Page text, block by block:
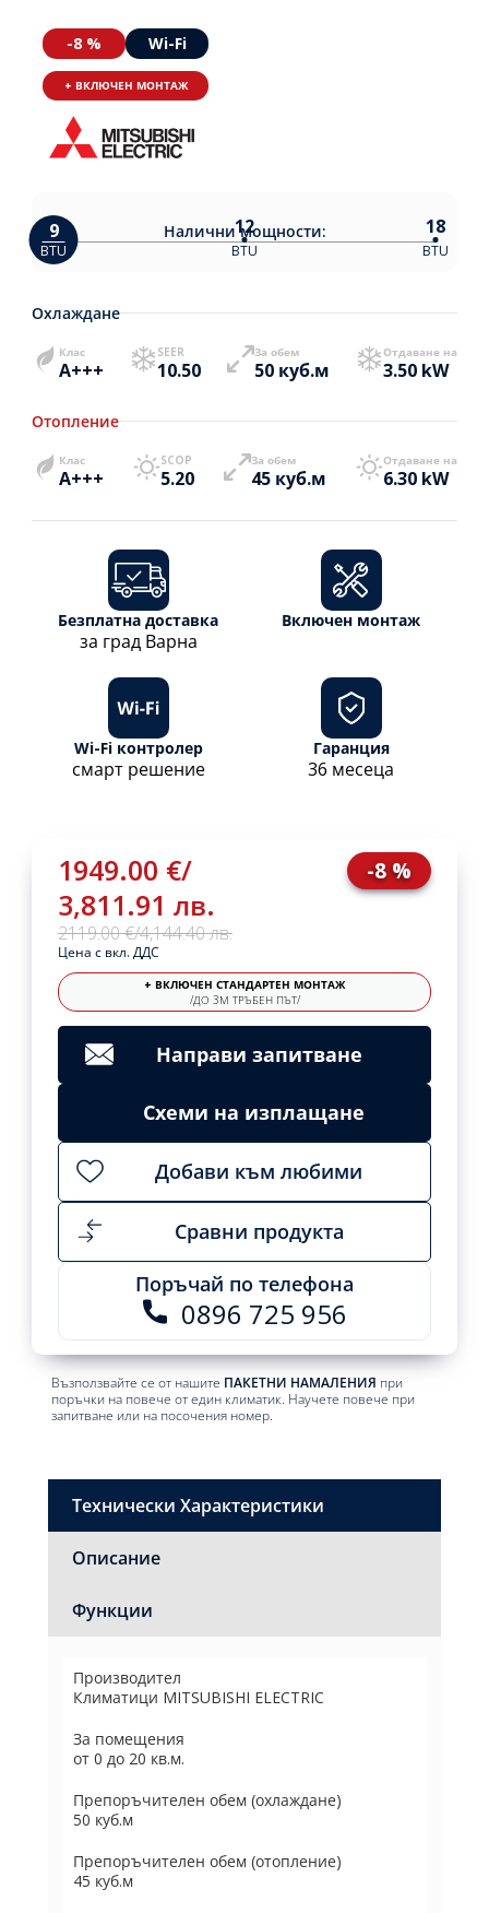
1949.00 €/
3,811.91 лв.
2119.00 €/4,144.40 лв.
-8 %
Цена с вкл. ДДС
+ ВКЛЮЧЕН СТАНДАРТЕН МОНТАЖ
/ДО 3М ТРЪБЕН ПЪТ/
Направи запитване
Схеми на изплащане
Добави към любими
Сравни продукта
Поръчай по телефона
0896 725 956
Възползвайте се от нашите ПАКЕТНИ НАМАЛЕНИЯ при
поръчки на повече от един климатик. Научете повече при
запитване или на посочения номер.
-8 % Wi-Fi
+ ВКЛЮЧЕН МОНТАЖ
Наличнимощности:
9
BTU
12
BTU
18
BTU
Охлаждане
Клас
A+++
SEER
10.50
За обем
50 куб.м
Отдаване на
3.50 kW
Отопление
Клас
A+++
SCOP
5.20
За обем
45 куб.м
Отдаване на
6.30 kW
Безплатна доставка
за град Варна
Включен монтаж
Wi-Fi контролер
смарт решение
Гаранция
36 месеца
Технически Характеристики
Описание
Функции
Производител
Климатици MITSUBISHI ELECTRIC
За помещения
от 0 до 20 кв.м.
Препоръчителен обем (охлаждане)
50 куб.м
Препоръчителен обем (отопление)
45 куб.м